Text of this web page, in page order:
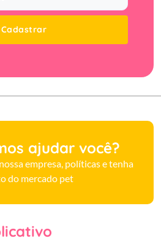
Cadastrar
ajudar você?
empresa, políticas e tenha
do mercado pet